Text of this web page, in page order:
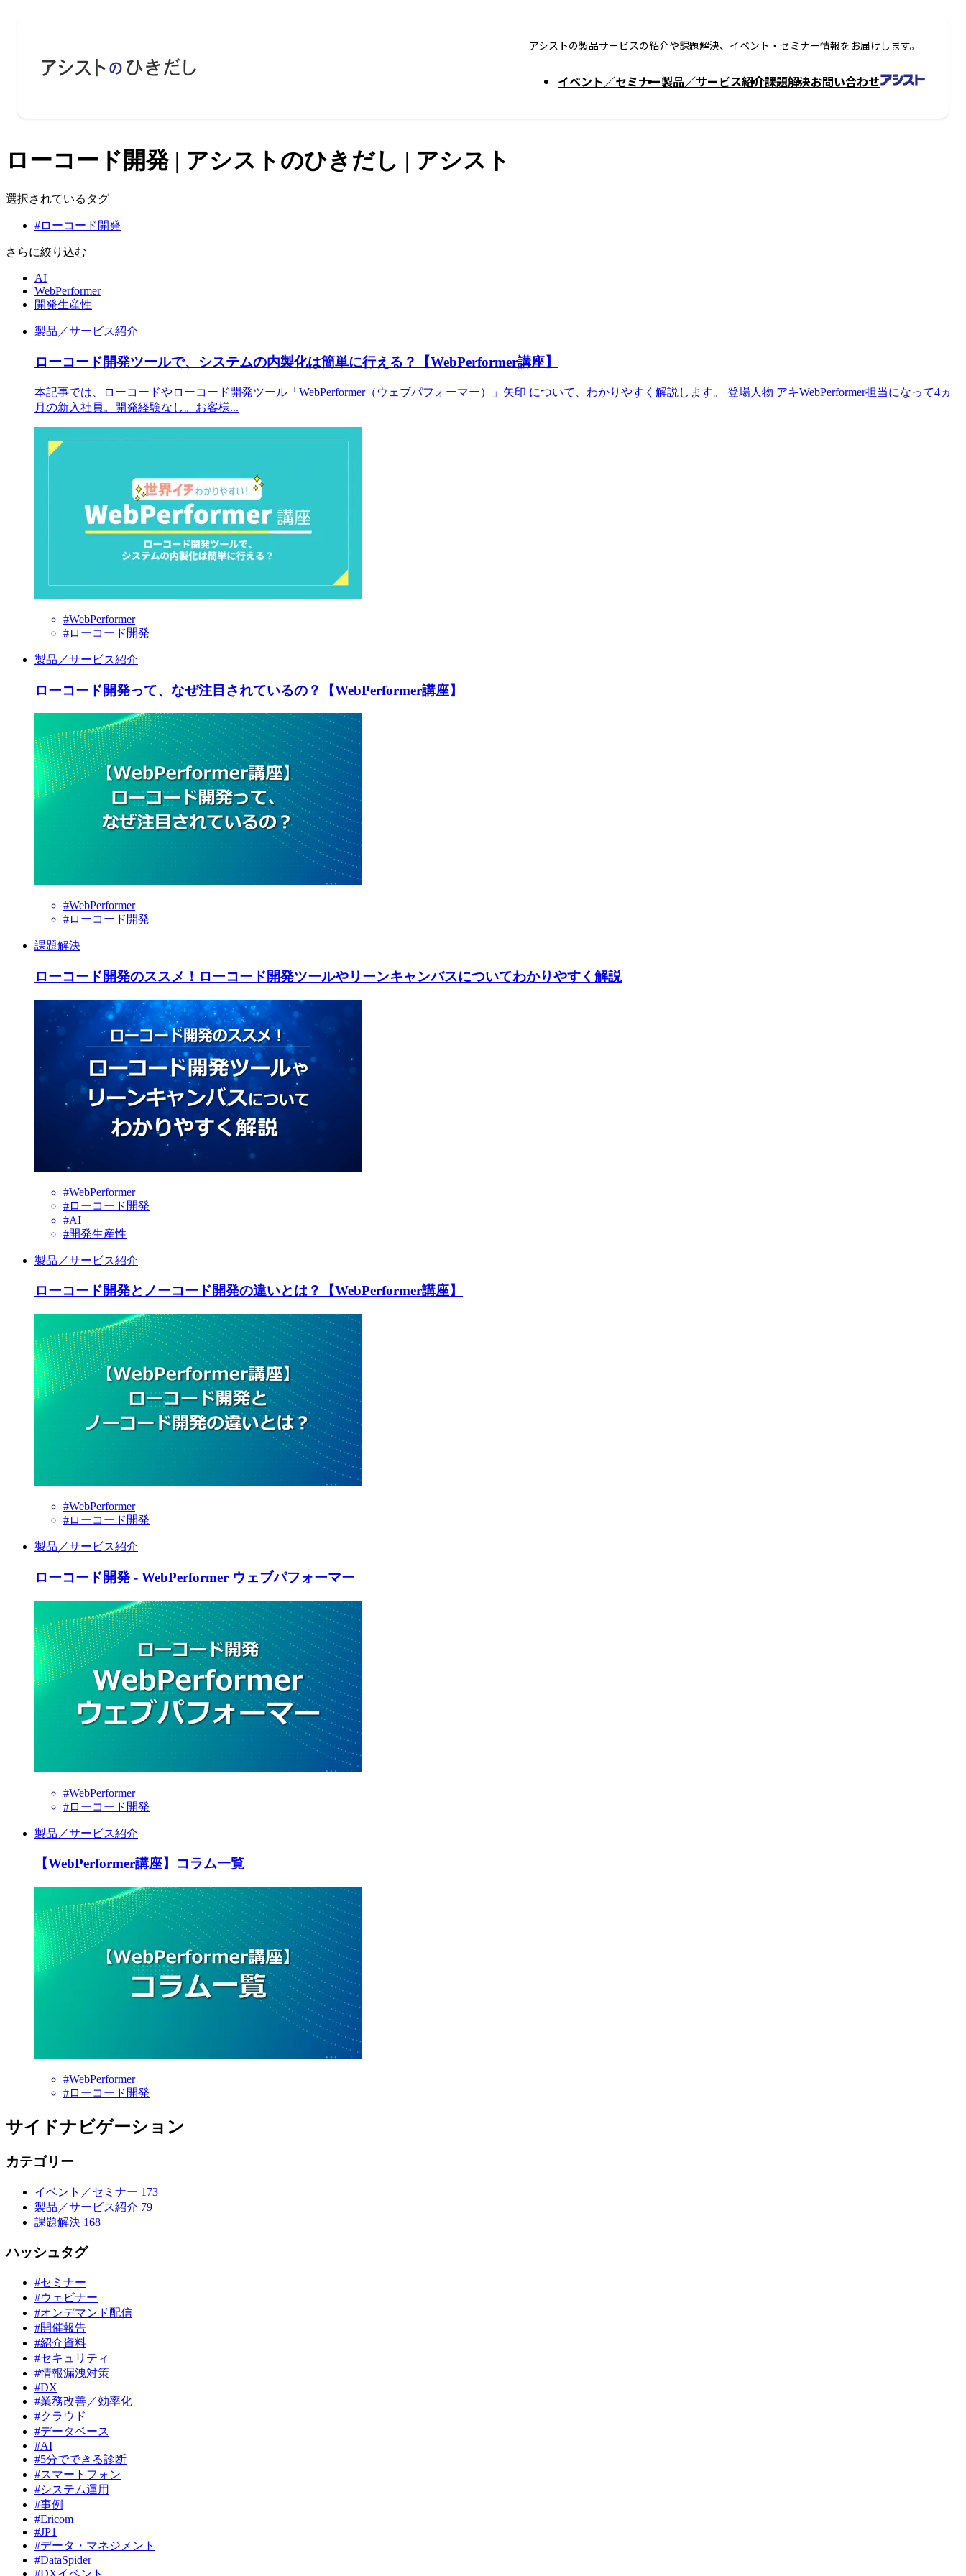
アシストの製品サービスの紹介や課題解決、イベント・セミナー情報をお届けします。
イベント／セミナー製品／サービス紹介課題解決お問い合わせ
ローコード開発 | アシストのひきだし | アシスト
選択されているタグ
#ローコード開発
さらに絞り込む
AI
WebPerformer
開発生産性
製品／サービス紹介
ローコード開発ツールで、システムの内製化は簡単に行える？【WebPerformer講座】
本記事では、ローコードやローコード開発ツール「WebPerformer（ウェブパフォーマー）」矢印 について、わかりやすく解説します。 登場人物 アキWebPerformer担当になって4ヵ
月の新入社員。開発経験なし。お客様...
#WebPerformer
#ローコード開発
製品／サービス紹介
ローコード開発って、なぜ注目されているの？【WebPerformer講座】
#WebPerformer
#ローコード開発
課題解決
ローコード開発のススメ！ローコード開発ツールやリーンキャンバスについてわかりやすく解説
#WebPerformer
#ローコード開発
#AI
#開発生産性
製品／サービス紹介
ローコード開発とノーコード開発の違いとは？【WebPerformer講座】
#WebPerformer
#ローコード開発
製品／サービス紹介
ローコード開発 - WebPerformer ウェブパフォーマー
#WebPerformer
#ローコード開発
製品／サービス紹介
【WebPerformer講座】コラム一覧
#WebPerformer
#ローコード開発
サイドナビゲーション
カテゴリー
イベント／セミナー 173
製品／サービス紹介 79
課題解決 168
ハッシュタグ
#セミナー
#ウェビナー
#オンデマンド配信
#開催報告
#紹介資料
#セキュリティ
#情報漏洩対策
#DX
#業務改善／効率化
#クラウド
#データベース
#AI
#5分でできる診断
#スマートフォン
#システム運用
#事例
#Ericom
#JP1
#データ・マネジメント
#DataSpider
#DXイベント